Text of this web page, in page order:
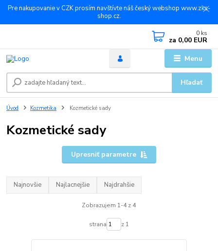
Pre nakupovanie v CZK prosím navštívte náš český webshop www.zks-
shop.cz.
Menu
Hľadať
0 ks
za 0,00 EUR
Úvod Kozmetika Kozmetické sady
Kozmetické sady
Upresniť parametre
Najnovšie Najlacnejšie Najdrahšie
Zobrazujem 1-4 z 4
strana z 1